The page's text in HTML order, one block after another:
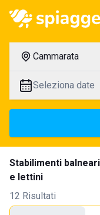
Cammarata
Seleziona date
Stabilimenti
e lettini
12 Risultati